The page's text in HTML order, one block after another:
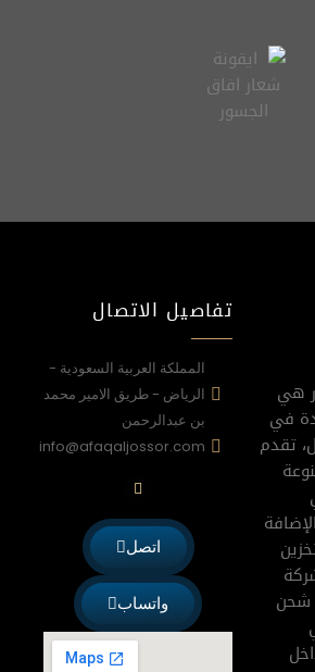
هي
في
تقدم
شحن
تفاصيل الاتصال
المملكة العربية السعودية -
الرياض - طريق الامير محمد
بن عبدالرحمن
info@afaqaljossor.com
W
h
a
t
s
a
p
اتصل
واتساب